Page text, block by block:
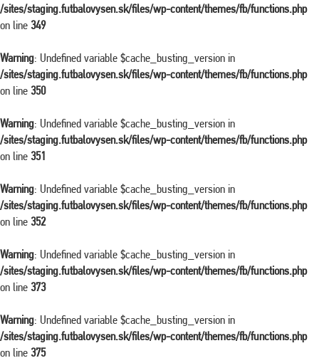
/sites/staging.futbalovysen.sk/files/wp-content/themes/fb/functions.php
on line 349
Warning: Undefined variable $cache_busting_version in
/sites/staging.futbalovysen.sk/files/wp-content/themes/fb/functions.php
on line 350
Warning: Undefined variable $cache_busting_version in
/sites/staging.futbalovysen.sk/files/wp-content/themes/fb/functions.php
on line 351
Warning: Undefined variable $cache_busting_version in
/sites/staging.futbalovysen.sk/files/wp-content/themes/fb/functions.php
on line 352
Warning: Undefined variable $cache_busting_version in
/sites/staging.futbalovysen.sk/files/wp-content/themes/fb/functions.php
on line 373
Warning: Undefined variable $cache_busting_version in
/sites/staging.futbalovysen.sk/files/wp-content/themes/fb/functions.php
on line 375